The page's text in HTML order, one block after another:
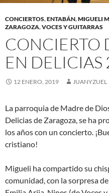
CONCIERTOS,ENTABÁN,MIGUELI
ZARAGOZA,VOCES Y GUITARRAS
CONCIERTO
EN DELICIAS
12 ENERO, 2019 JUANYZUEL
La parroquia de Madre de
Delicias de Zaragoza, se ha
los años con un concierto.
cristiano!
Migueli ha compartido su
comunidad, con la sorpresa